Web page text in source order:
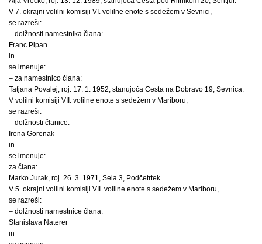
V 7. okrajni volilni komisiji VI. volilne enote s sedežem v Sevnici,
se razreši:
– dolžnosti namestnika člana:
Franc Pipan
in
se imenuje:
– za namestnico člana:
Tatjana Povalej, roj. 17. 1. 1952, stanujoča Cesta na Dobravo 19, Sevnica.
V volilni komisiji VII. volilne enote s sedežem v Mariboru,
se razreši:
– dolžnosti članice:
Irena Gorenak
in
se imenuje:
za člana:
Marko Jurak, roj. 26. 3. 1971, Sela 3, Podčetrtek.
V 5. okrajni volilni komisiji VII. volilne enote s sedežem v Mariboru,
se razreši:
– dolžnosti namestnice člana:
Stanislava Naterer
in